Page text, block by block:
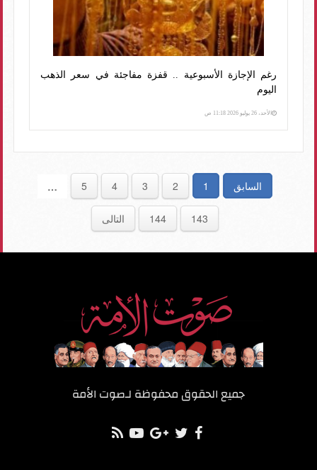
رغم الإجازة الأسبوعية .. قفزة مفاجئة في سعر الذهب
اليوم
الأحد، 26 يوليو 2026 11:18 ص
السابق 1
2
3
4
5
…
143
144 التالى
جميع الحقوق محفوظة لـصوت الأمة